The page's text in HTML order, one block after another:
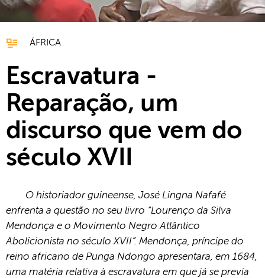
ÁFRICA
Escravatura -
Reparação, um
discurso que vem do
século XVII
O historiador guineense, José Lingna Nafafé
enfrenta a questão no seu livro “Lourenço da Silva
Mendonça e o Movimento Negro Atlântico
Abolicionista no século XVII”. Mendonça, príncipe do
reino africano de Punga Ndongo apresentara, em 1684,
uma matéria relativa à escravatura em que já se previa